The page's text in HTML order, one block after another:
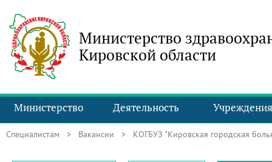
Министерство
Кировской области
Министерство Деятельность Учреждения
Специалистам > Вакансии > КОГБУЗ "Кировская городская